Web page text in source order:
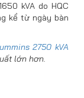
kVA do HQC
kể từ ngày bàn
2750 kVA
lớn hơn.